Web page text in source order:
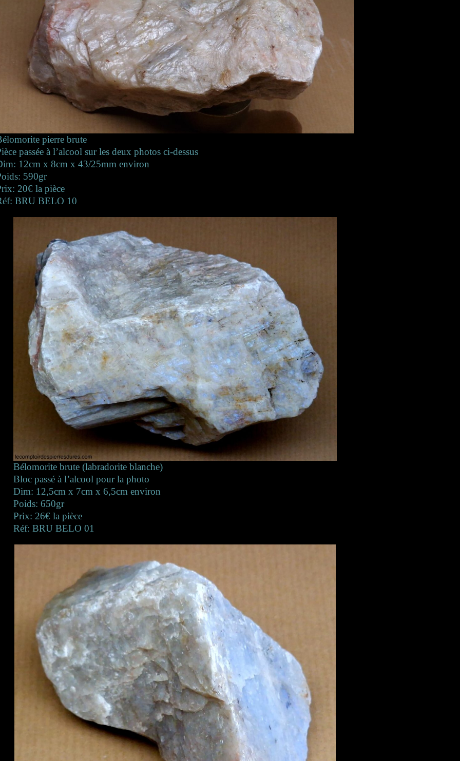
pierre brute
passée à l’alcool sur les deux photos ci-dessus
12cm x 8cm x 43/25mm environ
590gr
20€ la pièce
BRU BELO 10
Bélomorite brute (labradorite blanche)
Bloc passé à l’alcool pour la photo
Dim: 12,5cm x 7cm x 6,5cm environ
Poids: 650gr
Prix: 26€ la pièce
Réf: BRU BELO 01